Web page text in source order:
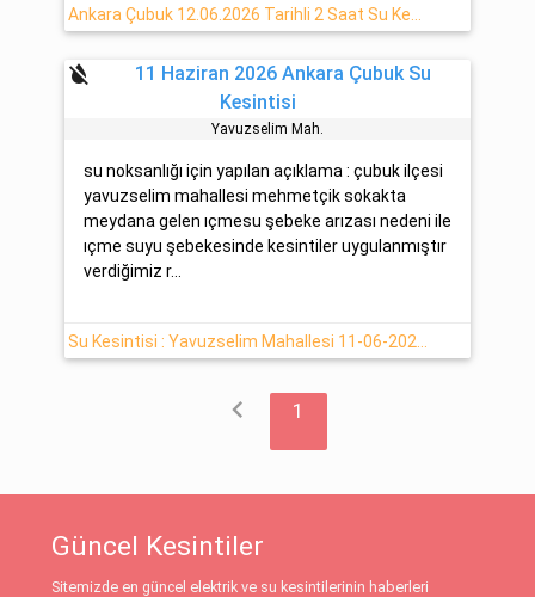
format_color_reset
11 Haziran 2026 Ankara Çubuk Su
Kesintisi
Yavuzseli̇m Mah.
su noksanlığı için yapılan açıklama : çubuk ilçesi
yavuzselim mahallesi mehmetçik sokakta
meydana gelen ıçmesu şebeke arızası nedeni ile
ıçme suyu şebekesinde kesintiler uygulanmıştır
verdiğimiz r...
chevron_left 1
Güncel Kesintiler
Sitemizde en güncel elektrik ve su kesintilerinin haberleri